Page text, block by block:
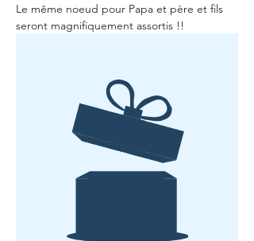
Le même noeud pour Papa et père et fils
seront magnifiquement assortis !!